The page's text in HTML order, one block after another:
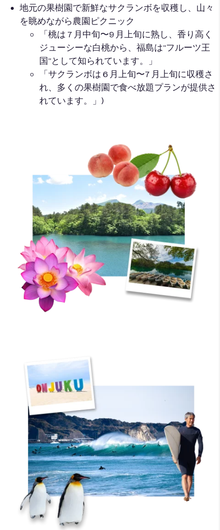
地元の果樹園で新鮮なサクランボを収穫し、山々
を眺めながら農園ピクニック
「桃は 7 月中旬〜9 月上旬に熟し、香り高く
ジューシーな白桃から、福島は“フルーツ王
国”として知られています。」
「サクランボは 6 月上旬〜7 月上旬に収穫さ
れ、多くの果樹園で食べ放題プランが提供さ
れています。」)